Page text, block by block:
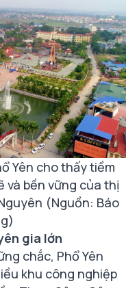
Yên cho thấy tiềm
và bền vững của thị
(Nguồn: Báo
gia lớn
chắc, Phổ Yên
khu công nghiệp